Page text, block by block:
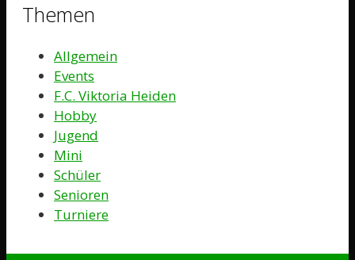
Themen
Allgemein
Events
F.C. Viktoria Heiden
Hobby
Jugend
Mini
Schüler
Senioren
Turniere